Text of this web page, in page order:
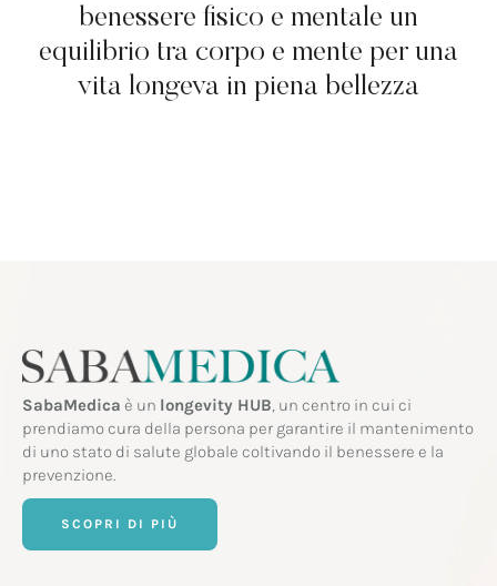
benessere fisico e mentale un
equilibrio tra corpo e mente per una
vita longeva in piena bellezza
SabaMedica è un longevity HUB, un centro in cui ci
prendiamo cura della persona per garantire il mantenimento
di uno stato di salute globale coltivando il benessere e la
prevenzione.
SCOPRI DI PIÙ